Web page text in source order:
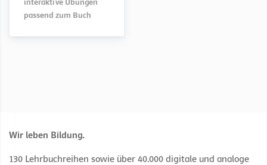
passend zum Buch
Wir leben Bildung.
130 Lehrbuchreihen sowie über 40.000 digitale und analoge